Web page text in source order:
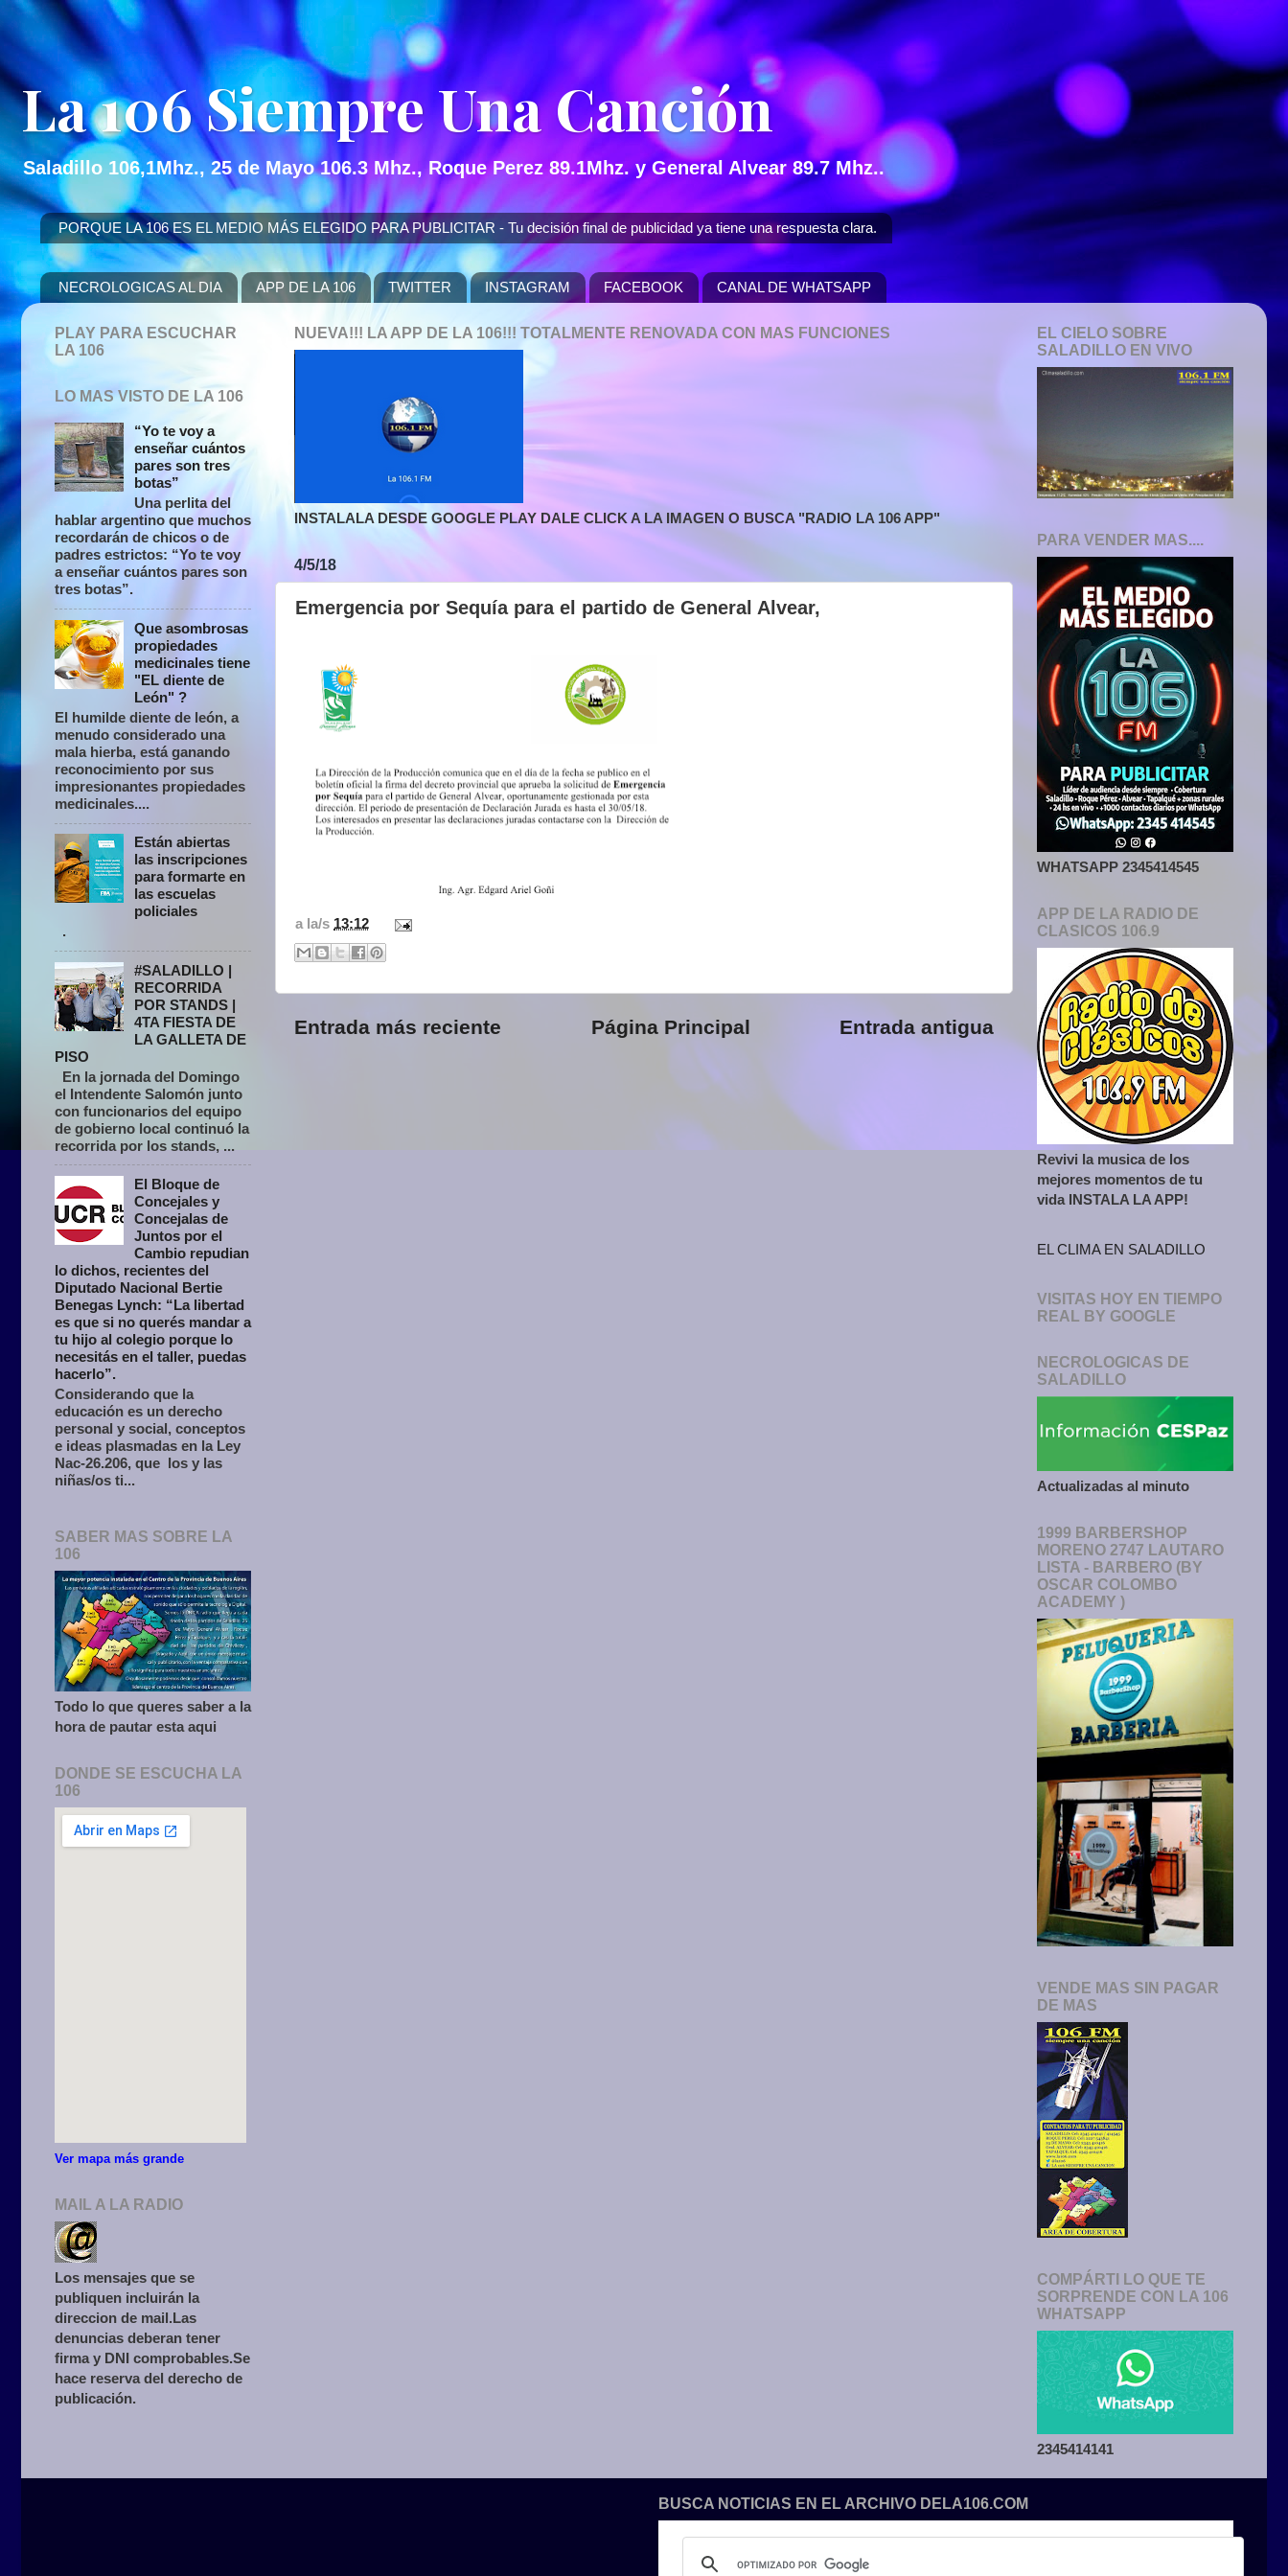
La 106 Siempre Una Canción
Saladillo 106,1Mhz., 25 de Mayo 106.3 Mhz., Roque Perez 89.1Mhz. y General Alvear 89.7 Mhz..
PORQUE LA 106 ES EL MEDIO MÁS ELEGIDO PARA PUBLICITAR - Tu decisión final de publicidad ya tiene una respuesta clara.
NECROLOGICAS AL DIA APP DE LA 106 TWITTER INSTAGRAM FACEBOOK CANAL DE WHATSAPP
NUEVA!!! LA APP DE LA 106!!! TOTALMENTE RENOVADA CON MAS FUNCIONES
INSTALALA DESDE GOOGLE PLAY DALE CLICK A LA IMAGEN O BUSCA "RADIO LA 106 APP"
4/5/18
Emergencia por Sequía para el partido de General Alvear,
a la/s 13:12
Entrada más reciente Entrada antigua
Página Principal
PLAY PARA ESCUCHAR
LA 106
LO MAS VISTO DE LA 106
“Yo te voy a
enseñar cuántos
pares son tres
botas”
Una perlita del
hablar argentino que muchos
recordarán de chicos o de
padres estrictos: “Yo te voy
a enseñar cuántos pares son
tres botas”.
Que asombrosas
propiedades
medicinales tiene
"EL diente de
León" ?
El humilde diente de león, a
menudo considerado una
mala hierba, está ganando
reconocimiento por sus
impresionantes propiedades
medicinales....
Están abiertas
las inscripciones
para formarte en
las escuelas
policiales
.
#SALADILLO |
RECORRIDA
POR STANDS |
4TA FIESTA DE
LA GALLETA DE
PISO
En la jornada del Domingo
el Intendente Salomón junto
con funcionarios del equipo
de gobierno local continuó la
recorrida por los stands, ...
El Bloque de
Concejales y
Concejalas de
Juntos por el
Cambio repudian
lo dichos, recientes del
Diputado Nacional Bertie
Benegas Lynch: “La libertad
es que si no querés mandar a
tu hijo al colegio porque lo
necesitás en el taller, puedas
hacerlo”.
Considerando que la
educación es un derecho
personal y social, conceptos
e ideas plasmadas en la Ley
Nac-26.206, que los y las
niñas/os ti...
SABER MAS SOBRE LA
106
Todo lo que queres saber a la
hora de pautar esta aqui
DONDE SE ESCUCHA LA
106
Ver mapa más grande
MAIL A LA RADIO
Los mensajes que se
publiquen incluirán la
direccion de mail.Las
denuncias deberan tener
firma y DNI comprobables.Se
hace reserva del derecho de
publicación.
EL CIELO SOBRE
SALADILLO EN VIVO
PARA VENDER MAS....
WHATSAPP 2345414545
APP DE LA RADIO DE
CLASICOS 106.9
Revivi la musica de los
mejores momentos de tu
vida INSTALA LA APP!
EL CLIMA EN SALADILLO
VISITAS HOY EN TIEMPO
REAL BY GOOGLE
NECROLOGICAS DE
SALADILLO
Actualizadas al minuto
1999 BARBERSHOP
MORENO 2747 LAUTARO
LISTA - BARBERO (BY
OSCAR COLOMBO
ACADEMY )
VENDE MAS SIN PAGAR
DE MAS
COMPÁRTI LO QUE TE
SORPRENDE CON LA 106
WHATSAPP
2345414141
BUSCA NOTICIAS EN EL ARCHIVO DELA106.COM